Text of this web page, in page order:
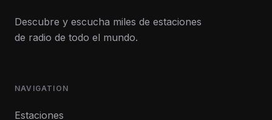
Descubre y escucha miles de estaciones
de radio de todo el mundo.
NAVIGATION
Estaciones